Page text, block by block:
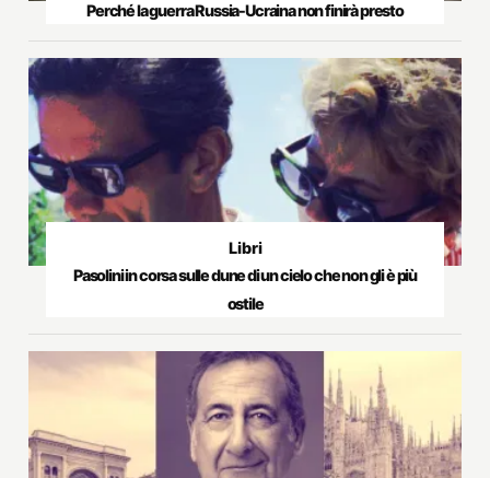
Perché la guerra Russia-Ucraina non finirà presto
Libri
Pasolini in corsa sulle dune di un cielo che non gli è più
ostile